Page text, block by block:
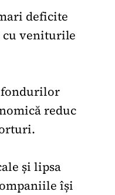
deficite
cu veniturile
fondurilor
reduc
și lipsa
își